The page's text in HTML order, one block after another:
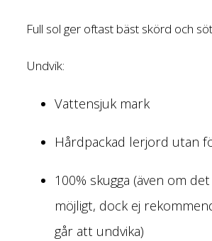
Full sol ger oftast bäst skörd och
Undvik:
Vattensjuk mark
Hårdpackad lerjord utan
100% skugga (även om
möjligt, dock ej
går att undvika)